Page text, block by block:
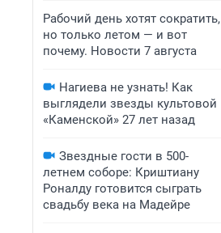
Рабочий день хотят сократить,
но только летом — и вот
почему. Новости 7 августа
Нагиева не узнать! Как
выглядели звезды культовой
«Каменской» 27 лет назад
Звездные гости в 500-
летнем соборе: Криштиану
Роналду готовится сыграть
свадьбу века на Мадейре